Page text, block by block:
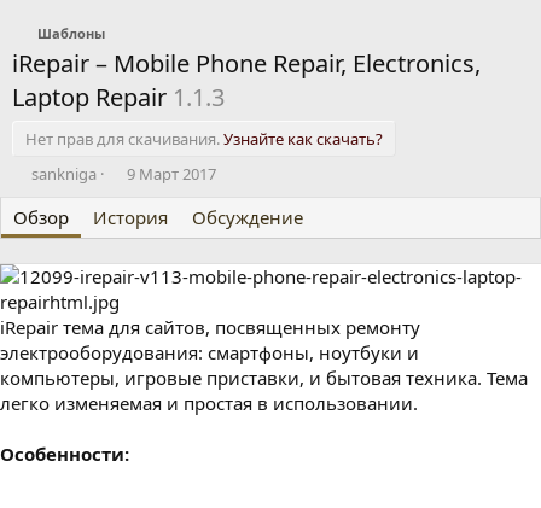
Шаблоны
iRepair – Mobile Phone Repair, Electronics,
Laptop Repair 1.1.3
Нет прав для скачивания.Узнайте как скачать?
А
т
о
р
sankniga
Д
т
а
с
о
д
а
н
и
я
9 Март 2017
Обзор История Обсуждение
iRepair тема для сайтов, посвященных ремонту
электрооборудования: смартфоны, ноутбуки и
компьютеры, игровые приставки, и бытовая техника. Тема
легко изменяемая и простая в использовании.
Особенности: